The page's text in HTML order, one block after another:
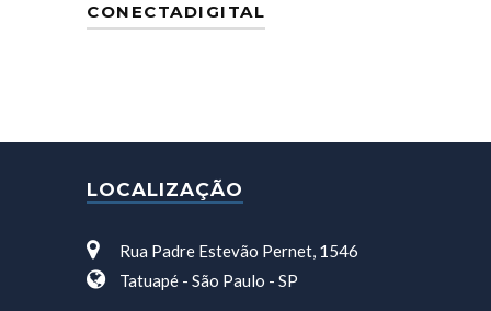
CONECTADIGITAL
LOCALIZAÇÃO
Rua Padre Estevão Pernet, 1546
Tatuapé - São Paulo - SP